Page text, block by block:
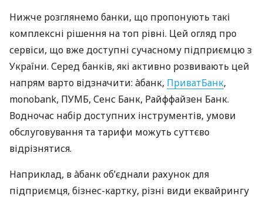
Нижче розглянемо банки, що пропонують такі
комплексні рішення на топ рівні. Цей огляд про
сервіси, що вже доступні сучасному підприємцю з
України. Серед банків, які активно розвивають цей
напрям варто відзначити: àбанк, ПриватБанк,
monobank, ПУМБ, Сенс Банк, Райффайзен Банк.
Водночас набір доступних інструментів, умови
обслуговування та тарифи можуть суттєво
відрізнятися.
Наприклад, в àбанк об’єднали рахунок для
підприємця, бізнес-картку, різні види еквайрингу